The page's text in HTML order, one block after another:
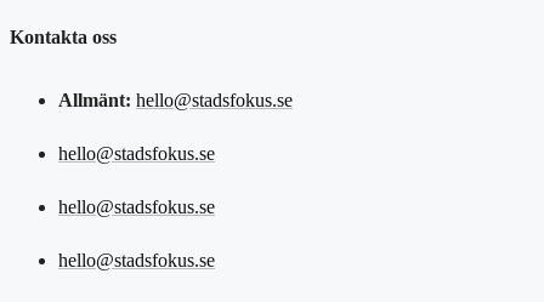
Kontakta oss
Allmänt: hello@stadsfokus.se
hello@stadsfokus.se
hello@stadsfokus.se
hello@stadsfokus.se